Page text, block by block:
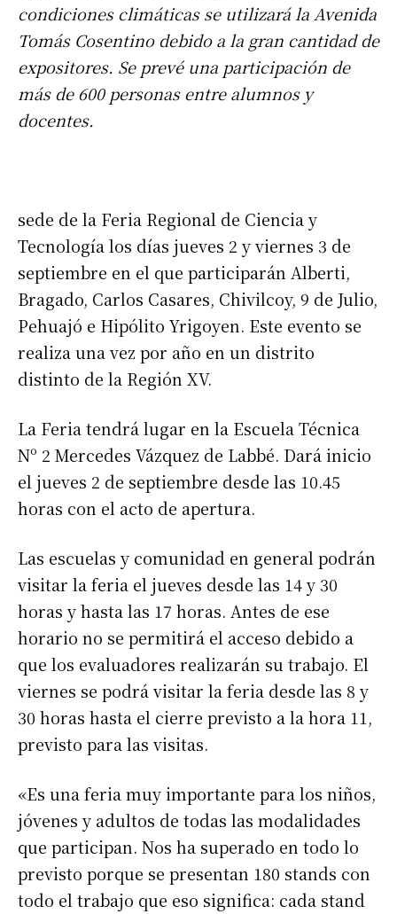
condiciones climáticas se utilizará la Avenida
Tomás Cosentino debido a la gran cantidad de
expositores. Se prevé una participación de
más de 600 personas entre alumnos y
docentes.
sede de la Feria Regional de Ciencia y
Tecnología los días jueves 2 y viernes 3 de
septiembre en el que participarán Alberti,
Bragado, Carlos Casares, Chivilcoy, 9 de Julio,
Pehuajó e Hipólito Yrigoyen. Este evento se
realiza una vez por año en un distrito
distinto de la Región XV.
La Feria tendrá lugar en la Escuela Técnica
Nº 2 Mercedes Vázquez de Labbé. Dará inicio
el jueves 2 de septiembre desde las 10.45
horas con el acto de apertura.
Las escuelas y comunidad en general podrán
visitar la feria el jueves desde las 14 y 30
horas y hasta las 17 horas. Antes de ese
horario no se permitirá el acceso debido a
que los evaluadores realizarán su trabajo. El
viernes se podrá visitar la feria desde las 8 y
30 horas hasta el cierre previsto a la hora 11,
previsto para las visitas.
«Es una feria muy importante para los niños,
jóvenes y adultos de todas las modalidades
que participan. Nos ha superado en todo lo
previsto porque se presentan 180 stands con
todo el trabajo que eso significa: cada stand